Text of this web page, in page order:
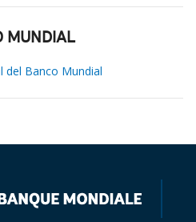
MUNDIAL
del Banco Mundial